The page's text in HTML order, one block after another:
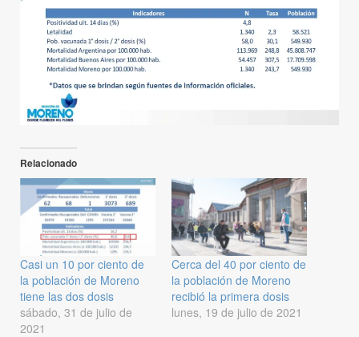
Relacionado
Casi un 10 por ciento de
la población de Moreno
tiene las dos dosis
sábado, 31 de julio de
2021
Cerca del 40 por ciento de
la población de Moreno
recibió la primera dosis
lunes, 19 de julio de 2021